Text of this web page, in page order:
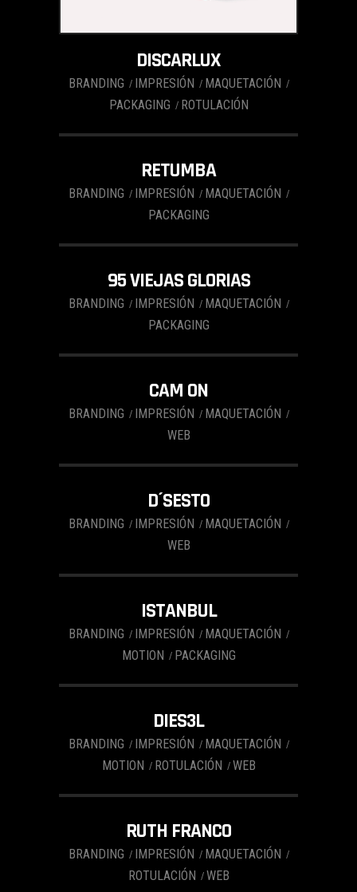
DISCARLUX
BRANDING IMPRESIÓN
MAQUETACIÓN
PACKAGING
ROTULACIÓN
RETUMBA
BRANDING IMPRESIÓN
MAQUETACIÓN
PACKAGING
95 VIEJAS GLORIAS
BRANDING IMPRESIÓN
MAQUETACIÓN
PACKAGING
CAM ON
BRANDING IMPRESIÓN
MAQUETACIÓN
WEB
D´SESTO
BRANDING IMPRESIÓN
MAQUETACIÓN
WEB
ISTANBUL
BRANDING IMPRESIÓN
MAQUETACIÓN
MOTION
PACKAGING
DIES3L
BRANDING IMPRESIÓN
MAQUETACIÓN
MOTION
ROTULACIÓN WEB
RUTH FRANCO
BRANDING IMPRESIÓN
MAQUETACIÓN
ROTULACIÓN
WEB